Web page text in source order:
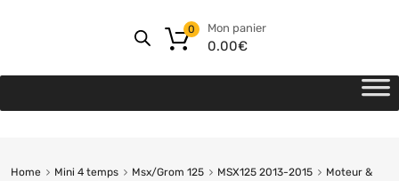
Mon panier
0.00€
0
Home Mini 4 temps Msx/Grom 125 MSX125 2013-2015
Moteur &